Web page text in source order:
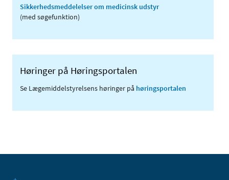
Sikkerhedsmeddelelser om medicinsk udstyr
(med søgefunktion)
Høringer på Høringsportalen
Se Lægemiddelstyrelsens høringer på høringsportalen